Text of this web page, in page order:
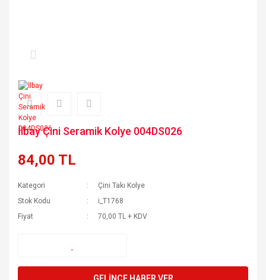
İlbay Çini Seramik Kolye 004DS026
84,00 TL
Kategori
Çini Takı Kolye
Stok Kodu
i_T1768
Fiyat
70,00 TL + KDV
GELİNCE HABER VER